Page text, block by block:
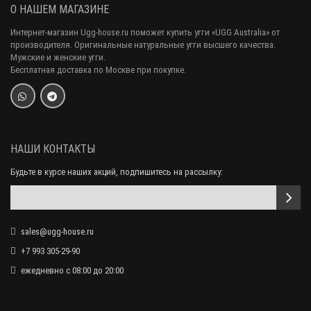
UGG Bailey Bow Leopard Детские леопардовые угги с лентами
О НАШЕМ МАГАЗИНЕ
Интернет-магазин Ugg-house.ru поможет купить угги «UGG Australia» от
производителя. Оригинальные натуральные угги высшего качества.
Мужские и женские угги.
Бесплатная доставка по Москве при покупке.
НАШИ КОНТАКТЫ
Будьте в курсе наших акций, подпишитесь на рассылку:
sales@ugg-house.ru
+7 993 305-29-90
ежедневно с 08:00 до 20:00